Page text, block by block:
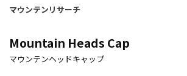
Mountain Heads Cap